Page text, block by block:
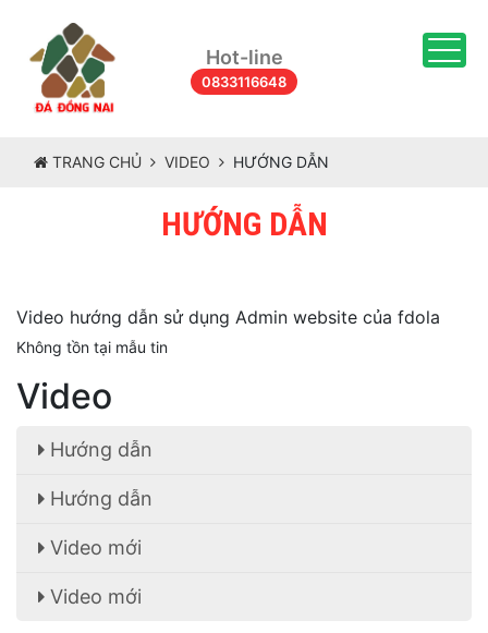
Hot-line
0833116648
TRANG CHỦ VIDEO HƯỚNG DẪN
HƯỚNG DẪN
Video hướng dẫn sử dụng Admin website của fdola
Không tồn tại mẫu tin
Video
Hướng dẫn
Hướng dẫn
Video mới
Video mới